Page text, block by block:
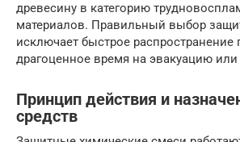
древесину в категорию
материалов. Правильный выбор
исключает быстрое распространение
драгоценное время на эвакуацию
Принцип действия и
средств